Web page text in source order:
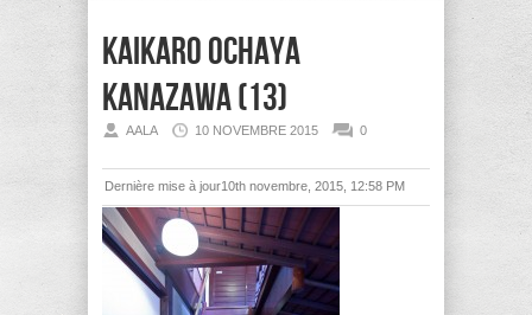
Kaikaro Ochaya
Kanazawa (13)
AALA 10 NOVEMBRE 2015 0
Dernière mise à jour10th novembre, 2015, 12:58 PM